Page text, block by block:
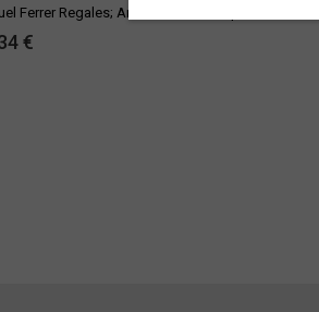
Ferrer Regales; Antonio Peláez López
€